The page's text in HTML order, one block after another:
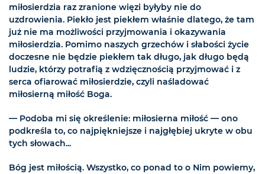
miłosierdzia raz zranione więzi byłyby nie do
uzdrowienia. Piekło jest piekłem właśnie dlatego, że tam
już nie ma możliwości przyjmowania i okazywania
miłosierdzia. Pomimo naszych grzechów i słabości życie
doczesne nie będzie piekłem tak długo, jak długo będą
ludzie, którzy potrafią z wdzięcznością przyjmować i z
serca ofiarować miłosierdzie, czyli naśladować
miłosierną miłość Boga.
— Podoba mi się określenie: miłosierna miłość — ono
podkreśla to, co najpiękniejsze i najgłębiej ukryte w obu
tych słowach...
Bóg jest miłością. Wszystko, co ponad to o Nim powiemy,